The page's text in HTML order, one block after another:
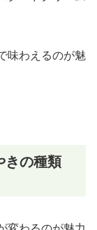
味わえるのが魅
きの種類